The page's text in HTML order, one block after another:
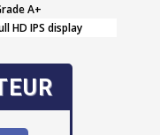
A+
HD IPS display